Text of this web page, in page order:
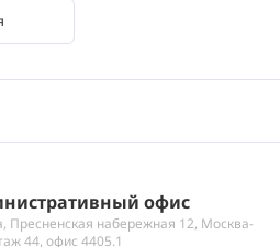
офис
Пресненская набережная 12, Москва-
44, офис 4405.1